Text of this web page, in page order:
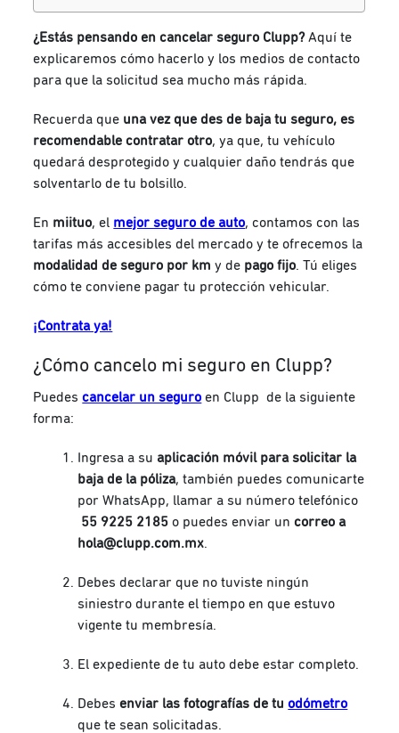
¿Estás pensando en cancelar seguro Clupp?Aquí te
explicaremos cómo hacerlo y los medios de contacto
para que la solicitud sea mucho más rápida.
Recuerda que una vez que des de baja tu seguro, es
recomendable contratar otro, ya que, tu vehículo
quedará desprotegido y cualquier daño tendrás que
solventarlo de tu bolsillo.
En miituo, el mejor seguro de auto, contamos con las
tarifas más accesibles del mercado y te ofrecemos la
modalidad de seguro por km y de pago fijo. Tú eliges
cómo te conviene pagar tu protección vehicular.
¡Contrata ya!
¿Cómo cancelo mi seguro en Clupp?
Puedescancelar un seguro en Clupp de la siguiente
forma:
Ingresa a su aplicación móvil para solicitar la
baja de la póliza, también puedes comunicarte
por WhatsApp, llamar a su número telefónico
55 9225 2185o puedes enviar uncorreo a
hola@clupp.com.mx.
Debes declarar que no tuviste ningún
siniestro durante el tiempo en que estuvo
vigente tu membresía.
El expediente de tu auto debe estar completo.
Debesenviar las fotografías de tuodómetro
que te sean solicitadas.